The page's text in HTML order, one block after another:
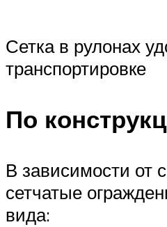
Сетка в рулонах
транспортировке
По
В зависимости от
сетчатые
вида: